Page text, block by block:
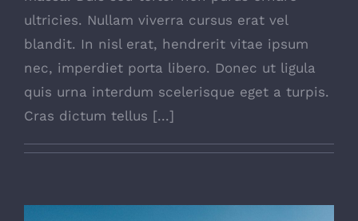
ultricies. Nullam viverra cursus erat vel
blandit. In nisl erat, hendrerit vitae ipsum
nec, imperdiet porta libero. Donec ut ligula
quis urna interdum scelerisque eget a turpis.
Cras dictum tellus [...]